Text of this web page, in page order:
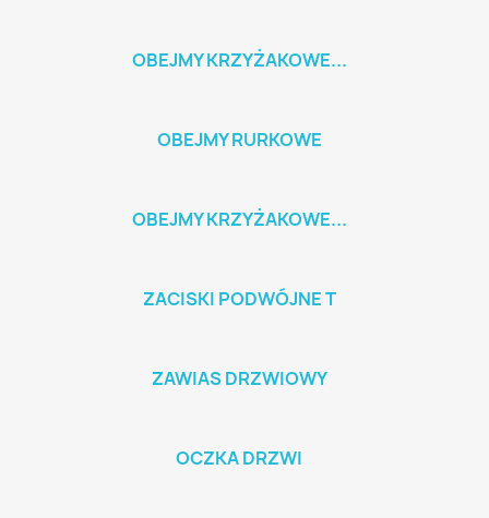
OBEJMY KRZYŻAKOWE...
OBEJMY RURKOWE
OBEJMY KRZYŻAKOWE...
ZACISKI PODWÓJNE T
ZAWIAS DRZWIOWY
OCZKA DRZWI